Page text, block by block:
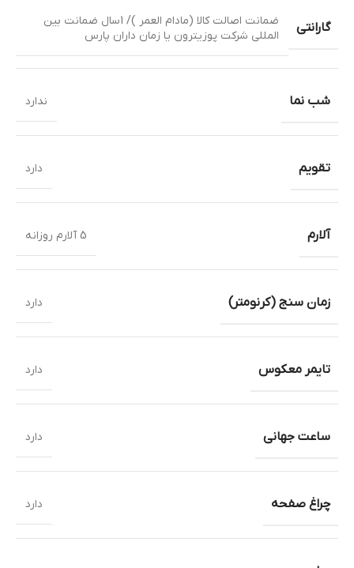
گارانتی
ضمانت اصالت کالا (مادام العمر )/ 1سال ضمانت بین
المللی شرکت پوزیترون یا زمان داران پارس
شب نما ندارد
تقویم دارد
آلارم 5 آلارم روزانه
زمان سنج (کرنومتر) دارد
تایمر معکوس دارد
ساعت جهانی دارد
چراغ صفحه دارد